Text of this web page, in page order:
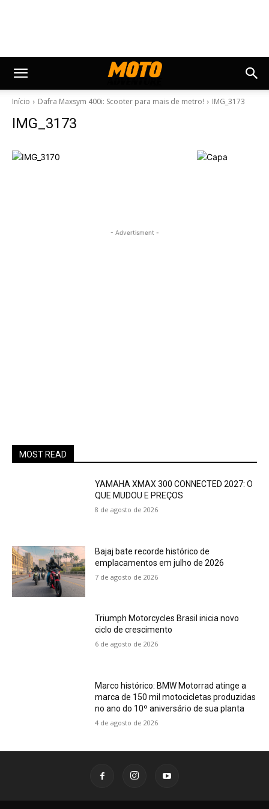
Início Dafra Maxsym 400i: Scooter para mais de metro! IMG_3173
IMG_3173
- Advertisment -
MOST READ
YAMAHA XMAX 300 CONNECTED 2027: O
QUE MUDOU E PREÇOS
8 de agosto de 2026
Bajaj bate recorde histórico de
emplacamentos em julho de 2026
7 de agosto de 2026
Triumph Motorcycles Brasil inicia novo
ciclo de crescimento
6 de agosto de 2026
Marco histórico: BMW Motorrad atinge a
marca de 150 mil motocicletas produzidas
no ano do 10º aniversário de sua planta
4 de agosto de 2026